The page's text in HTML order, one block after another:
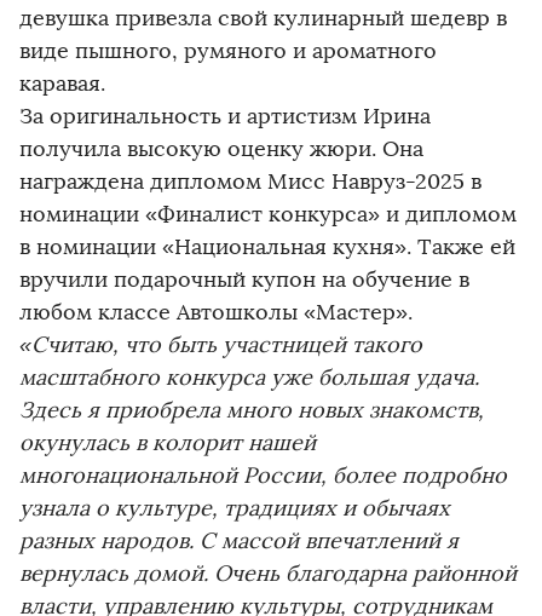
девушка привезла свой кулинарный шедевр в
виде пышного, румяного и ароматного
каравая.
За оригинальность и артистизм Ирина
получила высокую оценку жюри. Она
награждена дипломом Мисс Навруз-2025 в
номинации «Финалист конкурса» и дипломом
в номинации «Национальная кухня». Также ей
вручили подарочный купон на обучение в
любом классе Автошколы «Мастер».
«Считаю, что быть участницей такого
масштабного конкурса уже большая удача.
Здесь я приобрела много новых знакомств,
окунулась в колорит нашей
многонациональной России, более подробно
узнала о культуре, традициях и обычаях
разных народов. С массой впечатлений я
вернулась домой. Очень благодарна районной
власти, управлению культуры, сотрудникам